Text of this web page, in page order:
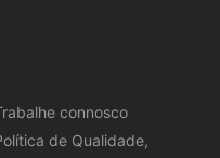
connosco
de Qualidade,